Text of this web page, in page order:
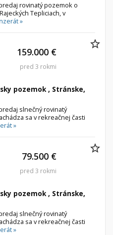
rovinatý pozemok o
Tepliciach, v
»
pozemok , Stránske,
slnečný rovinatý
sa v rekreačnej časti
»
159.000 €
pred 3 rokmi
pozemok , Stránske,
slnečný rovinatý
sa v rekreačnej časti
»
79.500 €
pred 3 rokmi